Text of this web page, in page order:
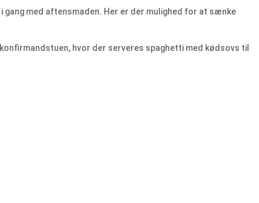
gang med aftensmaden. Her er der mulighed for at sænke
hvor der serveres spaghetti med kødsovs til